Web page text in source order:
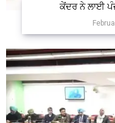
ਕੇਂਦਰ ਨੇ ਲਾਈ